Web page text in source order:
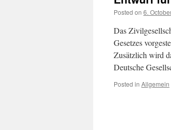
Posted on 6.
Das
Gesetzes
Zusätzlich wird
Deutsche
Posted in Allgemein